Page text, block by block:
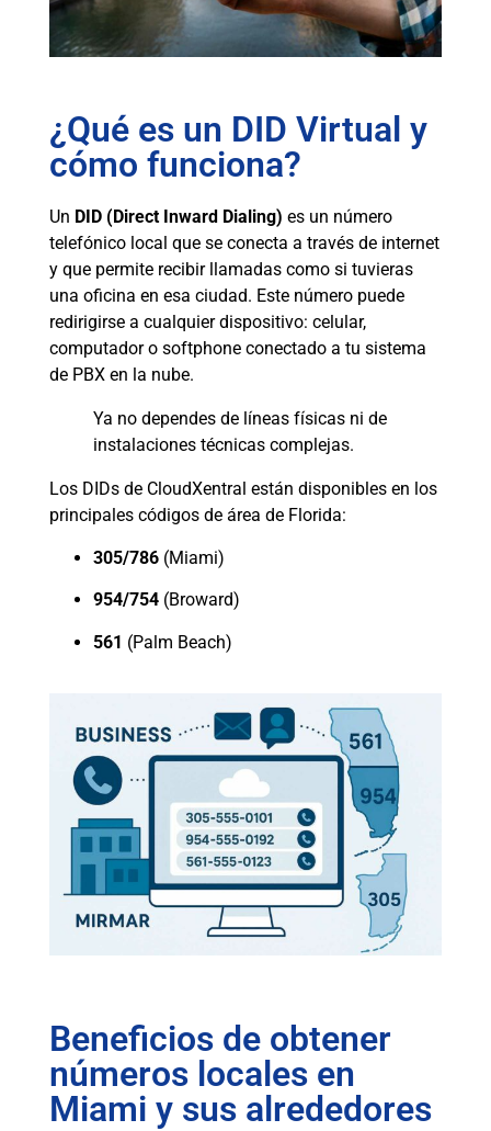
¿Qué es un DID Virtual y
cómo funciona?
Un DID (Direct Inward Dialing) es un número
telefónico local que se conecta a través de internet
y que permite recibir llamadas como si tuvieras
una oficina en esa ciudad. Este número puede
redirigirse a cualquier dispositivo: celular,
computador o softphone conectado a tu sistema
de PBX en la nube.
Ya no dependes de líneas físicas ni de
instalaciones técnicas complejas.
Los DIDs de CloudXentral están disponibles en los
principales códigos de área de Florida:
305/786 (Miami)
954/754 (Broward)
561 (Palm Beach)
Beneficios de obtener
números locales en
Miami y sus alrededores